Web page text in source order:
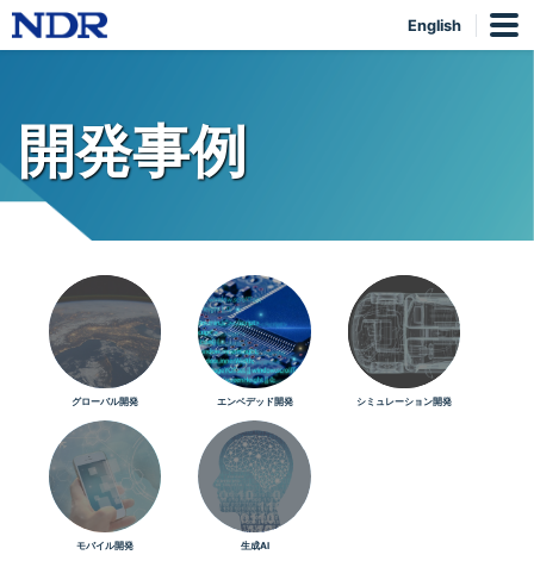
English
開発事例
グローバル開発 エンベデッド開発 シミュレーション開発
モバイル開発 生成AI